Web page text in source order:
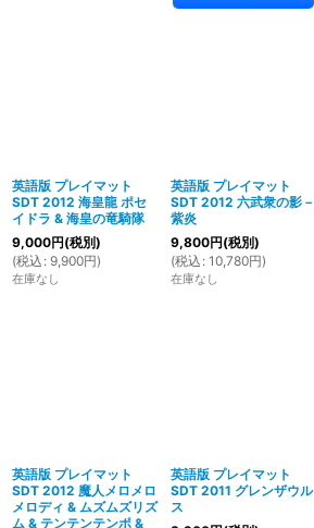
英語版 プレイマット
SDT 2012 海皇龍 ポセ
イドラ & 海皇の竜騎隊
9,000円(税別)
(税込 : 9,900円)
在庫なし
英語版 プレイマット
SDT 2012 六武衆の影－
紫炎
9,800円(税別)
(税込 : 10,780円)
在庫なし
英語版 プレイマット
SDT 2012 魔人メロメロ
メロディ & ムズムズリズ
ム & テンテンテンポ &
英語版 プレイマット
SDT 2011 グレンザウル
ス